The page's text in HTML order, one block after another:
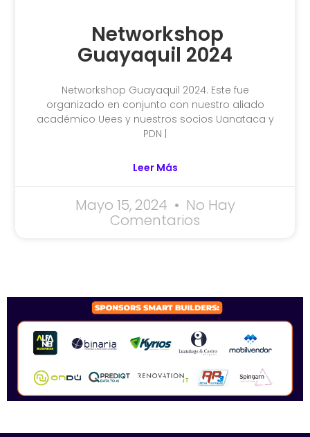
Networkshop
Guayaquil 2024
Networkshop Guayaquil 2024. Este fue
organizado en conjunto con nuestro aliado
académico Uees y nuestros socios Uanataca y
PDN |
Leer Más
Mayo 15, 2024 No Hay
Comentarios